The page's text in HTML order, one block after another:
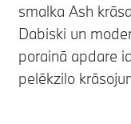
smalka Ash
Dabiski un
porainā apdare
pelēkzilo